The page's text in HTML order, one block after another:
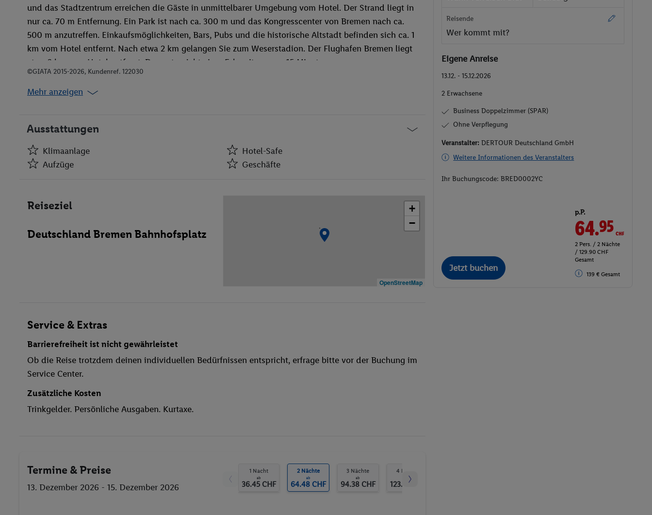
und das Stadtzentrum erreichen die Gäste in unmittelbarer Umgebung vom Hotel. Der Strand liegt in
nur ca. 70 m Entfernung. Ein Park ist nach ca. 300 m und das Kongresscenter von Bremen nach ca.
500 m anzutreffen. Einkaufsmöglichkeiten, Bars, Pubs und die historische Altstadt befinden sich ca. 1
km vom Hotel entfernt. Nach etwa 2 km gelangen Sie zum Weserstadion. Der Flughafen Bremen liegt
etwa 3 km vom Hotel entfernt. Das entspricht einer Fahrzeit von ca. 15 Minuten.
©GIATA 2015-2026, Kundenref. 122030
Mehr anzeigen
Ausstattungen
Klimaanlage
Hotel-Safe
Aufzüge
Geschäfte
Aufzüge
Bar(s)
Restaurant(s) mit Kinderhochstühlen
Konferenzraum
Öffentliches Internet
Restaurant
Haustiere erlaubt
Fahrrad/Mountainbike
Bowlingbahn
Fitnessstudio
Reiseziel
Deutschland Bremen Bahnhofsplatz
+
−
OpenStreetMap
Service & Extras
Barrierefreiheit ist nicht gewährleistet
Ob die Reise trotzdem deinen individuellen Bedürfnissen entspricht, erfrage bitte vor der Buchung im
Service Center.
Zusätzliche Kosten
Trinkgelder. Persönliche Ausgaben. Kurtaxe.
Termine & Preise
13. Dezember 2026 - 15. Dezember 2026
1 Nacht
ab
36.45 CHF
2 Nächte
ab
64.48 CHF
3 Nächte
ab
94.38 CHF
4 Nächte
ab
123.35 CHF
Reisende
Wer kommt mit?
Eigene Anreise
13.12. - 15.12.2026
2 Erwachsene
Business Doppelzimmer (SPAR)
Ohne Verpflegung
Veranstalter:DERTOUR Deutschland GmbH
Weitere Informationen des Veranstalters
Ihr Buchungscode:BRED0002YC
Jetzt buchen
p.P.
64.95CHF
2 Pers. / 2 Nächte
/ 129.90 CHF
Gesamt
139 € Gesamt